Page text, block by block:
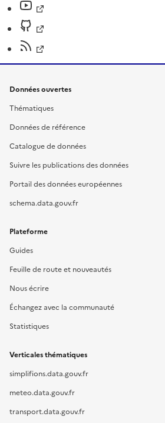
Données ouvertes
Thématiques
Données de référence
Catalogue de données
Suivre les publications des données
Portail des données européennes
schema.data.gouv.fr
Plateforme
Guides
Feuille de route et nouveautés
Nous écrire
Échangez avec la communauté
Statistiques
Verticales thématiques
simplifions.data.gouv.fr
meteo.data.gouv.fr
transport.data.gouv.fr